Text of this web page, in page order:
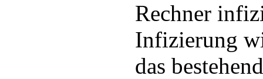
Rechner
Infizierung
das